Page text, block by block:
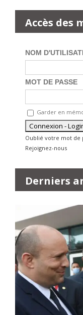
Accès des
NOM
MOT DE PASSE
Garder en
Oublié votre mot de
Rejoignez-nous
Derniers